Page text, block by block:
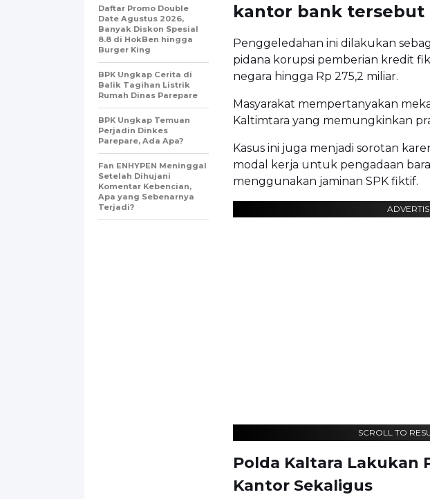
kantor bank tersebut
Penggeledahan ini dilakukan
pidana korupsi pemberian kredit
negara hingga Rp 275,2 miliar.
Masyarakat mempertanyakan
Kaltimtara yang memungkinkan
Kasus ini juga menjadi sorotan
modal kerja untuk pengadaan
menggunakan jaminan SPK fiktif.
SCROLL TO
Polda Kaltara Lakukan
Kantor Sekaligus
Daftar Promo Double
Date Agustus 2026,
Banyak Diskon Spesial
8.8 di HokBen hingga
Burger King ‎
BPK Ungkap Cerita di
Balik Tagihan Listrik
Rumah Dinas Parepare
BPK Ungkap Temuan
Perjadin Dinkes
Parepare, Ada Apa?
Fan ENHYPEN Meninggal
Setelah Dihujani
Komentar Kebencian,
Apa yang Sebenarnya
Terjadi?